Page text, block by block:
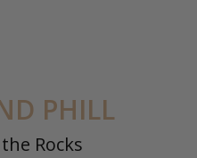
PHILL
Rocks